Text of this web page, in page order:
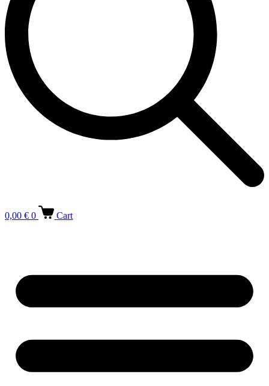
0,00 € 0 Cart